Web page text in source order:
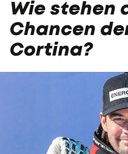
Wie stehen
Chancen
Cortina?